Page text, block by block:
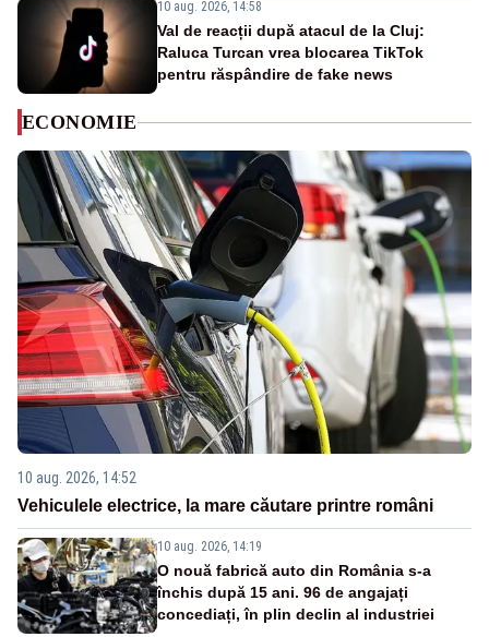
10 aug. 2026, 14:58
Val de reacții după atacul de la Cluj:
Raluca Turcan vrea blocarea TikTok
pentru răspândire de fake news
ECONOMIE
10 aug. 2026, 14:52
Vehiculele electrice, la mare căutare printre români
10 aug. 2026, 14:19
O nouă fabrică auto din România s-a
închis după 15 ani. 96 de angajați
concediați, în plin declin al industriei